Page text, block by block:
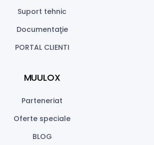
Suport tehnic
Documentaţie
PORTAL CLIENTI
MUULOX
Parteneriat
Oferte speciale
BLOG